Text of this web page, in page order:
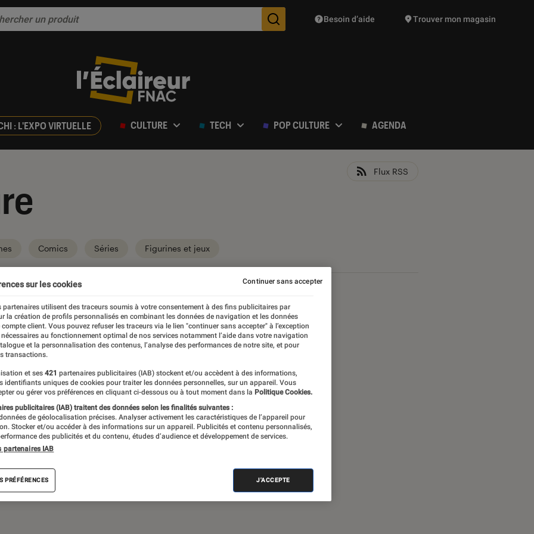
Des suggestions de produits vont vous être proposées
Besoin d’aide Trouver mon magasin
: L'EXPO VIRTUELLE CULTURE TECH POP CULTURE AGENDA
Flux RSS
Comics Séries Figurines et jeux
société, jeux vidéos… Du suivi de
par les critiques et les articles long
le meilleur de l’actualité pop culture
Disney+ Star Wars Apple TV+ LEGO James Bond
sur les cookies
partenaires utilisent des traceurs soumis à votre consentement à des fins publicitaires par
la création de profils personnalisés en combinant les données de navigation et les données
compte client. Vous pouvez refuser les traceurs via le lien "continuer sans accepter" à l’exception
au fonctionnement optimal de nos services notamment l’aide dans votre navigation
et la personnalisation des contenus, l’analyse des performances de notre site, et pour
transactions.
et ses 421 partenaires publicitaires (IAB) stockent et/ou accèdent à des informations,
identifiants uniques de cookies pour traiter les données personnelles, sur un appareil. Vous
ou gérer vos préférences en cliquant ci-dessous ou à tout moment dans la Politique Cookies.
publicitaires (IAB) traitent des données selon les finalités suivantes :
de géolocalisation précises. Analyser activement les caractéristiques de l’appareil pour
Stocker et/ou accéder à des informations sur un appareil. Publicités et contenu personnalisés,
des publicités et du contenu, études d’audience et développement de services.
partenaires IAB
PRÉFÉRENCES J'ACCEPTE
Continuer sans accepter